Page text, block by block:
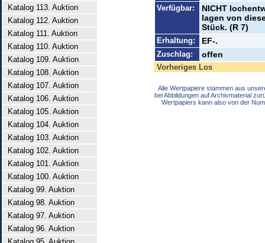
Katalog 113. Auktion
Katalog 112. Auktion
Katalog 111. Auktion
Katalog 110. Auktion
Katalog 109. Auktion
Katalog 108. Auktion
Katalog 107. Auktion
Katalog 106. Auktion
Katalog 105. Auktion
Katalog 104. Auktion
Katalog 103. Auktion
Katalog 102. Auktion
Katalog 101. Auktion
Katalog 100. Auktion
Katalog 99. Auktion
Katalog 98. Auktion
Katalog 97. Auktion
Katalog 96. Auktion
Verfügbar:
NICHT
lagen von
Stück. (R 7)
Erhaltung: EF-.
Zuschlag: offen
Vorheriges Los
Alle Wertpapiere stammen aus
bei Abbildungen auf Archivmaterial
Wertpapiers kann also von der